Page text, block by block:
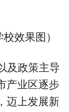
效果图）
及政策主导
产业区逐步
迈上发展新